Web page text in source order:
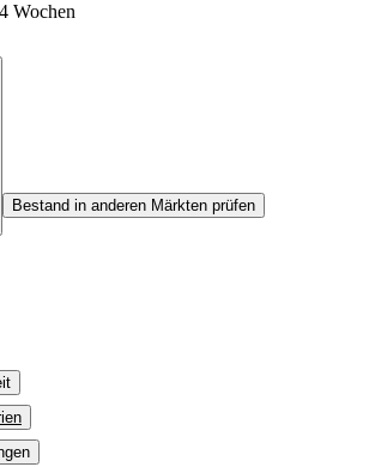
Wochen
Bestand in anderen Märkten prüfen